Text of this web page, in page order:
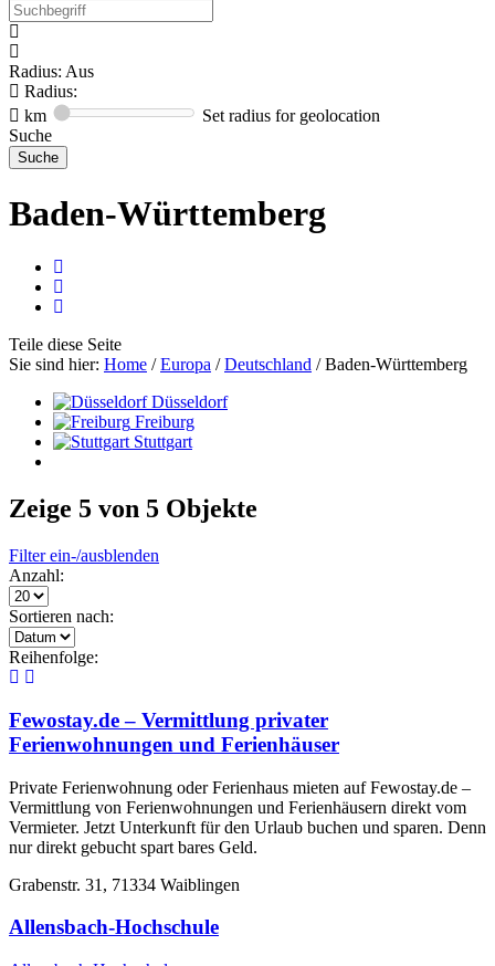
Radius: Aus
Radius:
km
Set radius for geolocation
Suche
Baden-Württemberg
Teile diese Seite
Sie sind hier: Home / Europa / Deutschland / Baden-Württemberg
Düsseldorf
Freiburg
Stuttgart
Zeige 5 von 5 Objekte
Filter ein-/ausblenden
Anzahl:
Sortieren nach:
Reihenfolge:
Fewostay.de – Vermittlung privater
Ferienwohnungen und Ferienhäuser
Private Ferienwohnung oder Ferienhaus mieten auf Fewostay.de –
Vermittlung von Ferienwohnungen und Ferienhäusern direkt vom
Vermieter. Jetzt Unterkunft für den Urlaub buchen und sparen. Denn
nur direkt gebucht spart bares Geld.
Grabenstr. 31, 71334 Waiblingen
Allensbach-Hochschule